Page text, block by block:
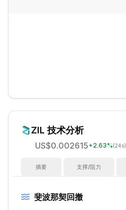
ZIL 技术分析
US$0.002615+2.63%(24s)
摘要 支撑/阻力
斐波那契回撤